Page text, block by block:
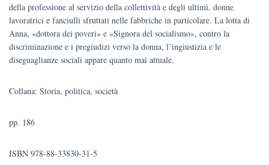
della professione al servizio della collettività e degli ultimi, donne
lavoratrici e fanciulli sfruttati nelle fabbriche in particolare. La lotta di
Anna, «dottora dei poveri» e «Signora del socialismo», contro la
discriminazione e i pregiudizi verso la donna, l’ingiustizia e le
diseguaglianze sociali appare quanto mai attuale.
Collana: Storia, politica, società
pp. 186
ISBN 978-88-33830-31-5